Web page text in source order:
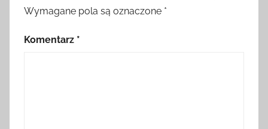
Wymagane pola są oznaczone *
Komentarz *